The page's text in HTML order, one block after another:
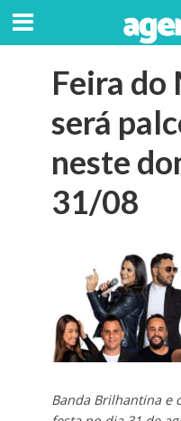
Feira
será
neste
31/08
Banda Brilhantina e